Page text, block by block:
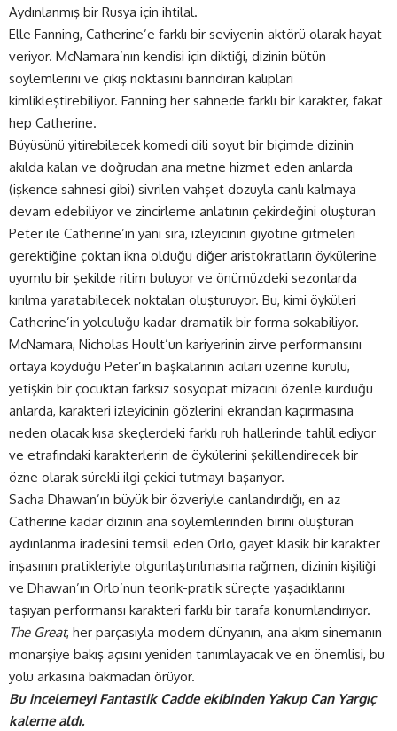
Aydınlanmış bir Rusya için ihtilal.
Elle Fanning, Catherine’e farklı bir seviyenin aktörü olarak hayat
veriyor. McNamara’nın kendisi için diktiği, dizinin bütün
söylemlerini ve çıkış noktasını barındıran kalıpları
kimlikleştirebiliyor. Fanning her sahnede farklı bir karakter, fakat
hep Catherine.
Büyüsünü yitirebilecek komedi dili soyut bir biçimde dizinin
akılda kalan ve doğrudan ana metne hizmet eden anlarda
(işkence sahnesi gibi) sivrilen vahşet dozuyla canlı kalmaya
devam edebiliyor ve zincirleme anlatının çekirdeğini oluşturan
Peter ile Catherine’in yanı sıra, izleyicinin giyotine gitmeleri
gerektiğine çoktan ikna olduğu diğer aristokratların öykülerine
uyumlu bir şekilde ritim buluyor ve önümüzdeki sezonlarda
kırılma yaratabilecek noktaları oluşturuyor. Bu, kimi öyküleri
Catherine’in yolculuğu kadar dramatik bir forma sokabiliyor.
McNamara, Nicholas Hoult’un kariyerinin zirve performansını
ortaya koyduğu Peter’ın başkalarının acıları üzerine kurulu,
yetişkin bir çocuktan farksız sosyopat mizacını özenle kurduğu
anlarda, karakteri izleyicinin gözlerini ekrandan kaçırmasına
neden olacak kısa skeçlerdeki farklı ruh hallerinde tahlil ediyor
ve etrafındaki karakterlerin de öykülerini şekillendirecek bir
özne olarak sürekli ilgi çekici tutmayı başarıyor.
Sacha Dhawan’ın büyük bir özveriyle canlandırdığı, en az
Catherine kadar dizinin ana söylemlerinden birini oluşturan
aydınlanma iradesini temsil eden Orlo, gayet klasik bir karakter
inşasının pratikleriyle olgunlaştırılmasına rağmen, dizinin kişiliği
ve Dhawan’ın Orlo’nun teorik-pratik süreçte yaşadıklarını
taşıyan performansı karakteri farklı bir tarafa konumlandırıyor.
The Great, her parçasıyla modern dünyanın, ana akım sinemanın
monarşiye bakış açısını yeniden tanımlayacak ve en önemlisi, bu
yolu arkasına bakmadan örüyor.
Bu incelemeyiFantastik Caddeekibinden Yakup Can Yargıç
kaleme aldı.